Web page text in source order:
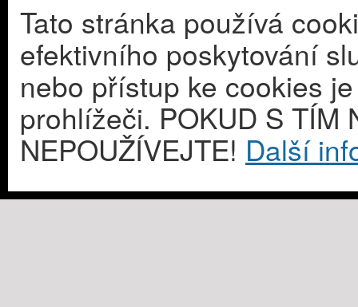
Tato stránka používá
efektivního poskytování
nebo přístup ke cookies
prohlížeči. POKUD S TÍM
NEPOUŽÍVEJTE! Další